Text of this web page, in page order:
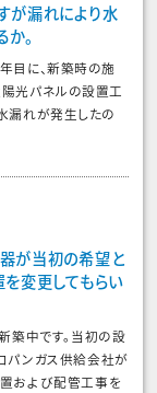
が漏れにより水
。
目に、新築時の施
陽光パネルの設置工
漏れが発生したの
が当初の希望と
変更してもらい
築中です。当初の設
パンガス供給会社が
および配管工事を